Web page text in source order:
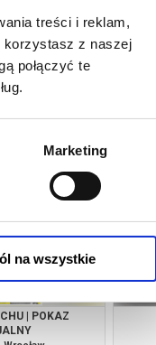
treści i reklam,
korzystasz z naszej
połączyć te
Marketing
na wszystkie
kup bilet
| POKAZ